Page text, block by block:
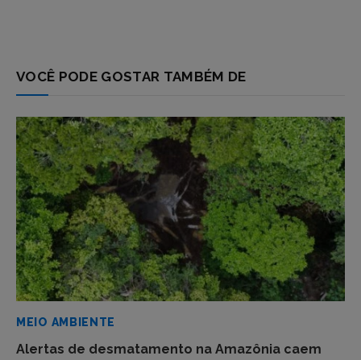
VOCÊ PODE GOSTAR TAMBÉM DE
MEIO AMBIENTE
Alertas de desmatamento na Amazônia caem